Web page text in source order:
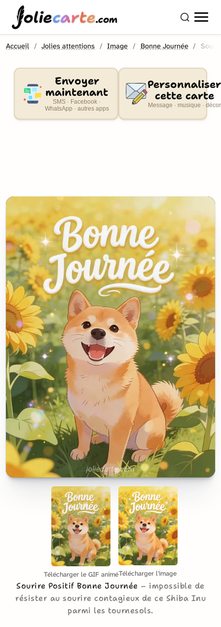
oliecarte.com
Accueil Jolies attentions Image Bonne Journée
Envoyer
maintenant
SMS · Facebook ·
WhatsApp · autres apps
Personnaliser
cette carte
Message · musique · décor
Télécharger le GIF animéTélécharger l'image
Sourire Positif Bonne Journée
impossible de
résister au sourire contagieux de ce Shiba Inu
parmi les tournesols.